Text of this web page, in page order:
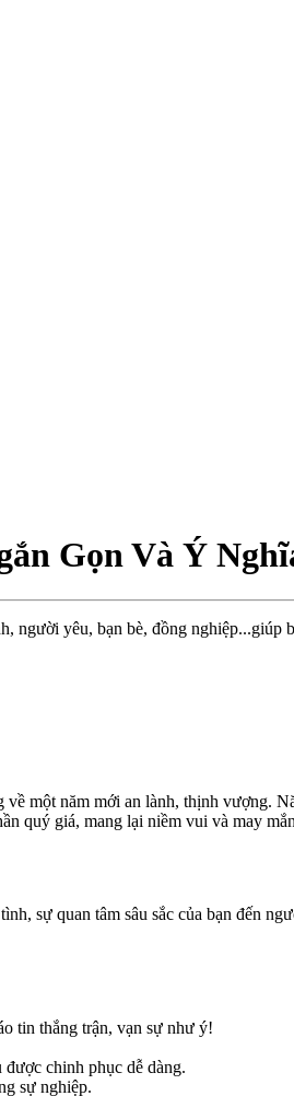
Gọn Và Ý
yêu, bạn bè, đồng nghiệp...giúp
một năm mới an lành, thịnh vượng.
quý giá, mang lại niềm vui và may
sự quan tâm sâu sắc của bạn đến
tin thắng trận, vạn sự như ý!
chinh phục dễ dàng.
sự nghiệp.